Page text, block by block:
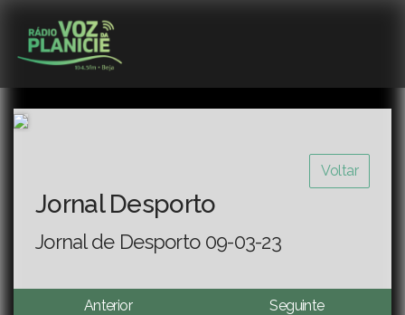
Voltar
Jornal Desporto
Jornal de Desporto 09-03-23
Anterior Seguinte